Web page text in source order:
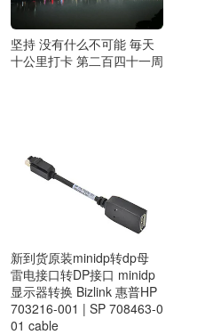
坚持 没有什么不可能 毎天
十公里打卡 第二百四十一周
新到货原装minidp转dp母
雷电接口转DP接口 minidp
显示器转换 Bizlink 惠普HP
703216-001 | SP 708463-0
01 cable